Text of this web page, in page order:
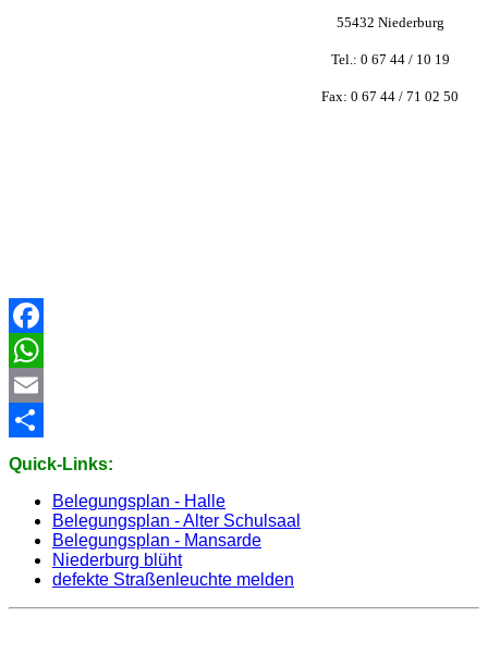
55432 Niederburg
Tel.: 0 67 44 / 10 19
Fax: 0 67 44 / 71 02 50
Facebook
WhatsApp
Email
Share
Quick-Links:
Belegungsplan - Halle
Belegungsplan - Alter Schulsaal
Belegungsplan - Mansarde
Niederburg blüht
defekte Straßenleuchte melden